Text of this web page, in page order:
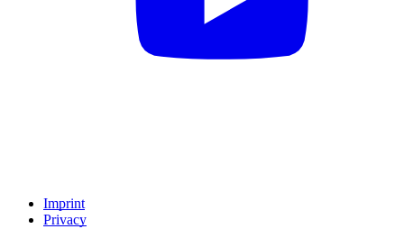
Imprint
Privacy